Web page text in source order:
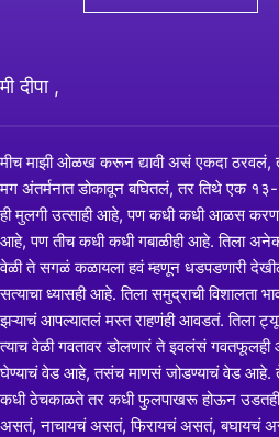
मी दीपा ,
मीच माझी ओळख करून द्यावी असं एकदा ठरवलं,
मग अंतर्मनात डोकावून बघितलं, तर तिथे एक
ही मुलगी उत्साही आहे, पण कधी कधी आळस
आहे, पण तीच कधी कधी गबाळीही आहे. तिला
वेळी ते सगळं कळायला हवं म्हणून धडपडणारी
सत्याचा ध्यासही आहे. तिला समुद्राची विशालता
झऱ्याचं आपल्यातलं मस्त राहणंही आवडतं. तिला
त्याच वेळी गवतावर डोलणारं ते इवलंसं
घेण्याचं वेड आहे, तसंच माणसं जोडण्याचं वेड आहे.
कधी ठेचकाळते तर कधी फुलपाखरू होऊन उडतही
असतं, नाचायचं असतं, फिरायचं असतं, बघायचं